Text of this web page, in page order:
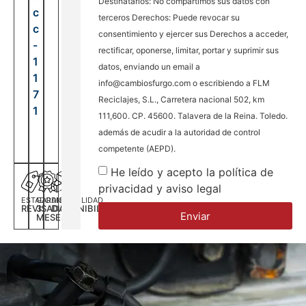
ESTADO
REVISADA
GARANTÍA
3
MESES
DISPONILIDAD
DISPONIBILIDAD
c
c
-
1
1
7
1
terceros Derechos: Puede revocar su
consentimiento y ejercer sus Derechos a acceder,
rectificar, oponerse, limitar, portar y suprimir sus
datos, enviando un email a
info@cambiosfurgo.com o escribiendo a FLM
Reciclajes, S.L., Carretera nacional 502, km
111,600. CP. 45600. Talavera de la Reina. Toledo.
además de acudir a la autoridad de control
competente (AEPD).
He leído y acepto la política de
privacidad y aviso legal
Enviar